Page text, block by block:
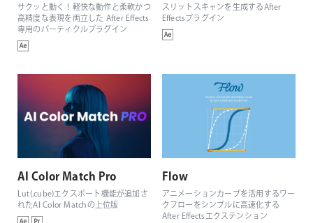
サクッと動く！軽快な動作と柔軟かつ
高精度な表現を両立した After Effects
専用のパーティクルプラグイン
スリットスキャンを生成するAfter
Effectsプラグイン
AI Color Match Pro
Lut(.cube)エクスポート機能が追加さ
れたAI Color Matchの上位版
Flow
アニメーションカーブを活用するワー
クフローをシンプルに高速化する
After Effectsエクステンション